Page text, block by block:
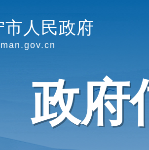
市人民政府
政府